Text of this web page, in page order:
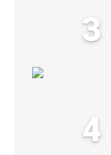
3
4